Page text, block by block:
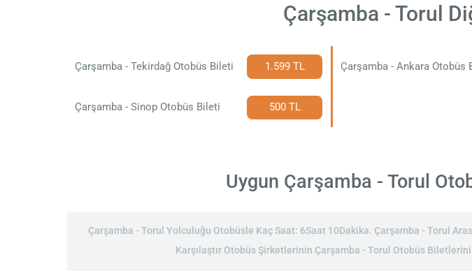
Çarşamba - Torul
Çarşamba - Tekirdağ Otobüs Bileti 1.599 TL Çarşamba - Ankara Otobüs
Çarşamba - Sinop Otobüs Bileti 500 TL
Uygun Çarşamba - Torul
Çarşamba - Torul Yolculuğu Otobüsle Kaç Saat: 6Saat 10Dakika. Çarşamba - Torul
Karşılaştır Otobüs Şirketlerinin Çarşamba - Torul Otobüs Biletlerini